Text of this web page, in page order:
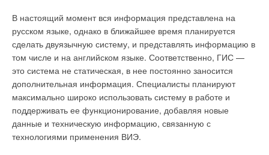
В настоящий момент вся информация представлена на
русском языке, однако в ближайшее время планируется
сделать двуязычную систему, и представлять информацию в
том числе и на английском языке. Соответственно, ГИС —
это система не статическая, в нее постоянно заносится
дополнительная информация. Специалисты планируют
максимально широко использовать систему в работе и
поддерживать ее функционирование, добавляя новые
данные и техническую информацию, связанную с
технологиями применения ВИЭ.
загородного дома приходят друзья, коллеги. И тогда на
несколько часов устанавливается специфичная
температура, соответствующая данному режиму
использования помещения.
Также владелец может устанавливать временные
программы, разбивая неделю на периоды, когда он
присутствует или отсутствует дома. Таким образом, в
периоды отсутствия достигается экономия энергии за счет
поддержания более низкой температуры в режиме